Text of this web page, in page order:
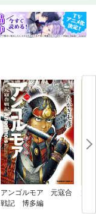
アンゴルモア 元寇合
戦記 博多編
太